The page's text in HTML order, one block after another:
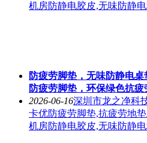
机房防静电胶皮,无味防静
防疲劳脚垫，无味防静电
防疲劳脚垫，环保绿色抗
2026-06-16深圳市龙之净科
卡优防疲劳脚垫,抗疲劳地
机房防静电胶皮,无味防静